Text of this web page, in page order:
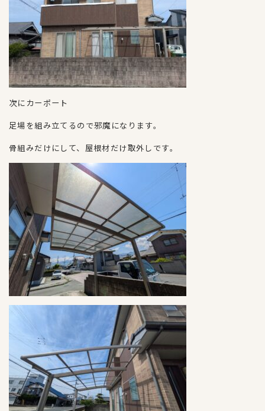
次にカーポート
足場を組み立てるので邪魔になります。
骨組みだけにして、屋根材だけ取外しです。